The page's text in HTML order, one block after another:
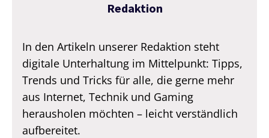
Redaktion
In den Artikeln unserer Redaktion steht
digitale Unterhaltung im Mittelpunkt: Tipps,
Trends und Tricks für alle, die gerne mehr
aus Internet, Technik und Gaming
herausholen möchten – leicht verständlich
aufbereitet.